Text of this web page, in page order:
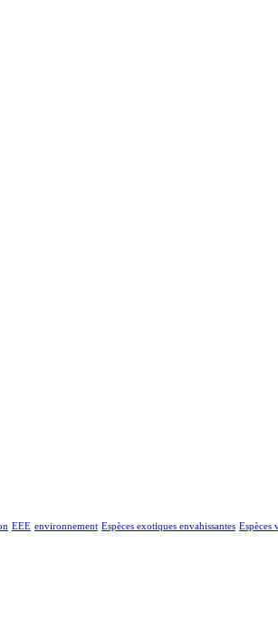
EEE environnement Espèces exotiques envahissantes Espèces